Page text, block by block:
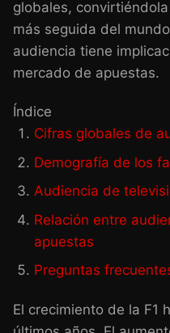
globales,
más seguida del
audiencia tiene
mercado de apuestas.
Índice
Cifras globales de
Demografía de los
Audiencia de
Relación entre
apuestas
Preguntas
El crecimiento de la F1